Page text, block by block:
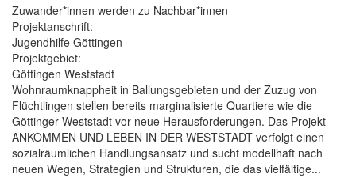
Zuwander*innen werden zu Nachbar*innen
Projektanschrift:
Jugendhilfe Göttingen
Projektgebiet:
Göttingen Weststadt
Wohnraumknappheit in Ballungsgebieten und der Zuzug von
Flüchtlingen stellen bereits marginalisierte Quartiere wie die
Göttinger Weststadt vor neue Herausforderungen. Das Projekt
ANKOMMEN UND LEBEN IN DER WESTSTADT verfolgt einen
sozialräumlichen Handlungsansatz und sucht modellhaft nach
neuen Wegen, Strategien und Strukturen, die das vielfältige...